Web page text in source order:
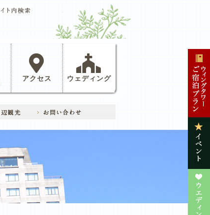
アクセス ウェディング